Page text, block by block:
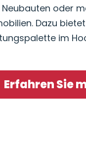
oder
Dazu
im
Erfahren Sie